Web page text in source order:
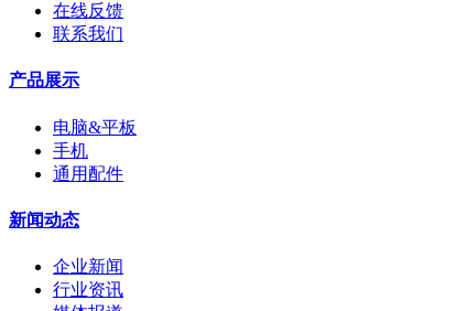
在线反馈
联系我们
产品展示
电脑&平板
手机
通用配件
新闻动态
企业新闻
行业资讯